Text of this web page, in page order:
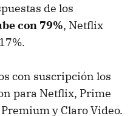
de los
con 79%, Netflix
con suscripción los
para Netflix, Prime
y Claro Video.